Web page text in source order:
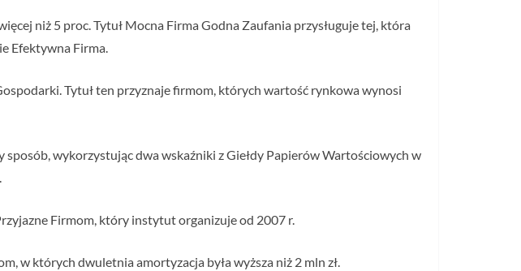
niż 5 proc. Tytuł Mocna Firma Godna Zaufania przysługuje tej, która
Efektywna Firma.
Tytuł ten przyznaje firmom, których wartość rynkowa wynosi
wykorzystując dwa wskaźniki z Giełdy Papierów Wartościowych w
Firmom, który instytut organizuje od 2007 r.
w których dwuletnia amortyzacja była wyższa niż 2 mln zł.